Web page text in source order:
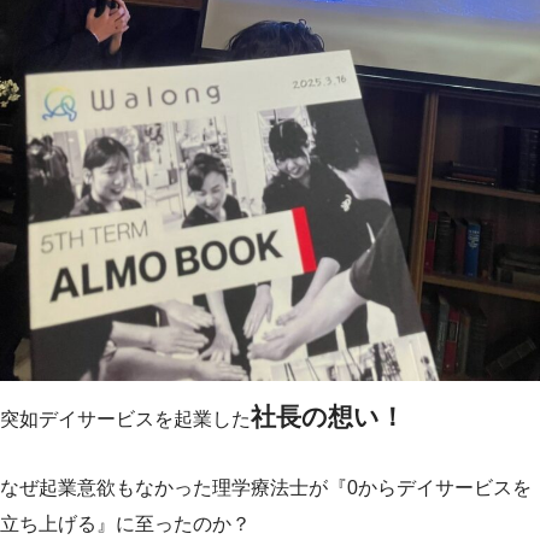
突如デイサービスを起業した社長の想い！
なぜ起業意欲もなかった理学療法士が『0からデイサービスを
立ち上げる』に至ったのか？